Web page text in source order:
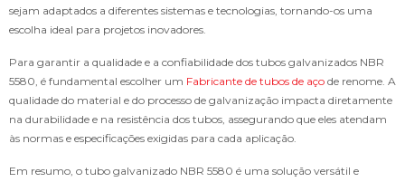
sejam adaptados a diferentes sistemas e tecnologias, tornando-os uma
escolha ideal para projetos inovadores.
Para garantir a qualidade e a confiabilidade dos tubos galvanizados NBR
5580, é fundamental escolher um Fabricante de tubos de aço de renome. A
qualidade do material e do processo de galvanização impacta diretamente
na durabilidade e na resistência dos tubos, assegurando que eles atendam
às normas e especificações exigidas para cada aplicação.
Em resumo, o tubo galvanizado NBR 5580 é uma solução versátil e